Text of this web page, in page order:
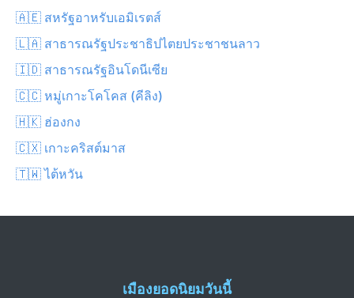
🇦🇪 สหรัฐอาหรับเอมิเรตส์
🇱🇦 สาธารณรัฐประชาธิปไตยประชาชนลาว
🇮🇩 สาธารณรัฐอินโดนีเซีย
🇨🇨 หมู่เกาะโคโคส (คีลิง)
🇭🇰 ฮ่องกง
🇨🇽 เกาะคริสต์มาส
🇹🇼 ไต้หวัน
เมืองยอดนิยมวันนี้